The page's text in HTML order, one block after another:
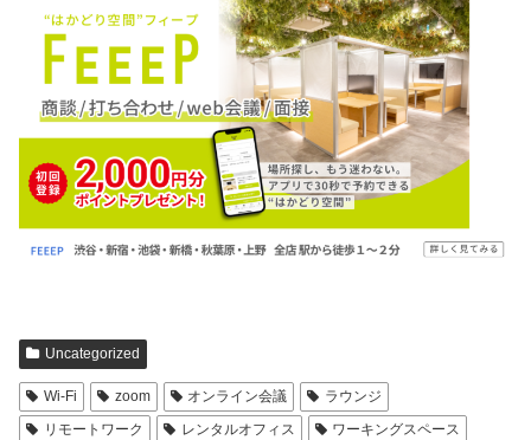
Uncategorized
Wi-Fi zoom オンライン会議
ラウンジ
リモートワーク
レンタルオフィス
ワーキングスペース